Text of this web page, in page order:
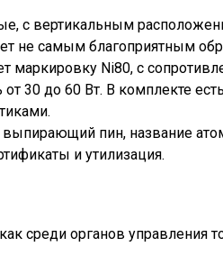
с вертикальным
не самым благоприятным
маркировку Ni80, с
30 до 60 Вт. В комплекте
пин, название
и утилизация.
среди органов управления